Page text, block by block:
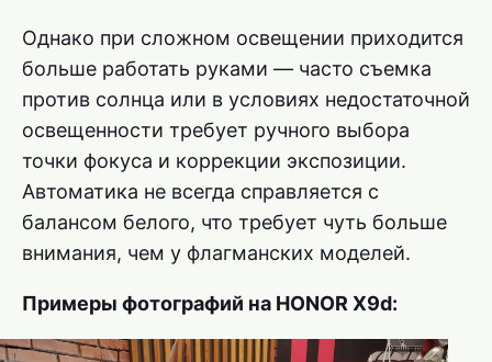
Однако при сложном освещении приходится
больше работать руками — часто съемка
против солнца или в условиях недостаточной
освещенности требует ручного выбора
точки фокуса и коррекции экспозиции.
Автоматика не всегда справляется с
балансом белого, что требует чуть больше
внимания, чем у флагманских моделей.
Примеры фотографий на HONOR X9d: